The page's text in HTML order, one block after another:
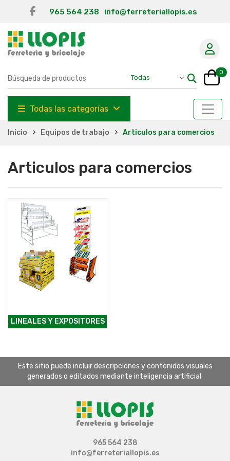
965 564 238 info@ferreteriallopis.es
0
Todas las categorías
Inicio Equipos de trabajo Articulos para comercios
Articulos para comercios
LINEALES Y EXPOSITORES
Este sitio puede incluir descripciones y contenidos visuales
generados o editados mediante inteligencia artificial.
965 564 238
info@ferreteriallopis.es